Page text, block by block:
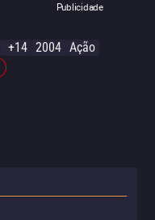
Publicidade
+14 2004 Ação